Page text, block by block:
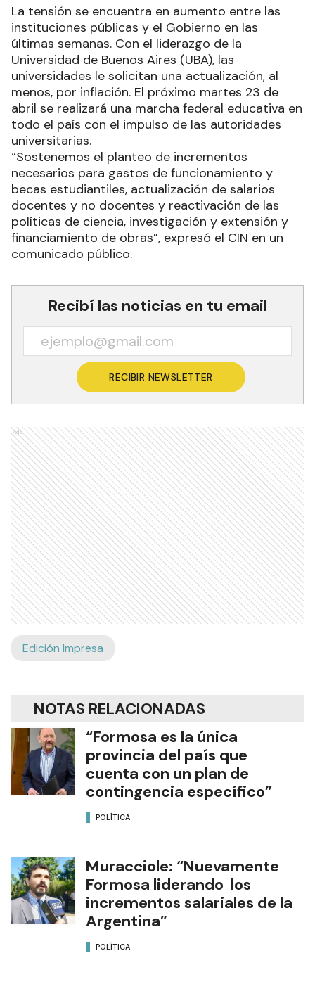
La tensión se encuentra en aumento entre las
instituciones públicas y el Gobierno en las
últimas semanas. Con el liderazgo de la
Universidad de Buenos Aires (UBA), las
universidades le solicitan una actualización, al
menos, por inflación. El próximo martes 23 de
abril se realizará una marcha federal educativa en
todo el país con el impulso de las autoridades
universitarias.
“Sostenemos el planteo de incrementos
necesarios para gastos de funcionamiento y
becas estudiantiles, actualización de salarios
docentes y no docentes y reactivación de las
políticas de ciencia, investigación y extensión y
financiamiento de obras”, expresó el CIN en un
comunicado público.
Recibí las noticias en tu email
RECIBIR NEWSLETTER
Ads
Edición Impresa
NOTAS RELACIONADAS
“Formosa es la única
provincia del país que
cuenta con un plan de
contingencia específico”
POLÍTICA
Muracciole: “Nuevamente
Formosa liderando los
incrementos salariales de la
Argentina”
POLÍTICA